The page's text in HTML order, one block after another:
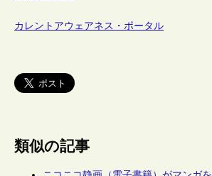
カレントアウェアネス・ポータル
類似の記事